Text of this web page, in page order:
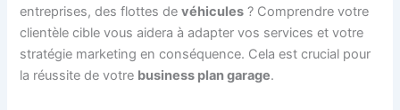
entreprises, des flottes devéhicules ? Comprendre votre
clientèle cible vous aidera à adapter vos services et votre
stratégie marketing en conséquence. Cela est crucial pour
la réussite de votre business plan garage.